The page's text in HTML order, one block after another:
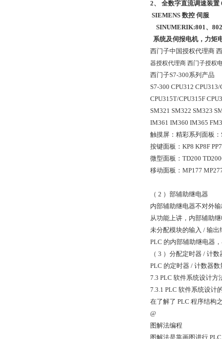
2、 全数字直流调速装置
SIEMENS 数控 伺服
SINUMERIK:801、
系统及伺报电机，力矩
西门子中国授权代理商
器授权代理商 西门子授权
西门子S7-300系列产品
S7-300 CPU312
CPU315T/CPU315F
SM321 SM322 SM323
IM361 IM360 IM365
触摸屏：精彩系列面板
按键面板：KP8 KP8F
微型面板：TD200
移动面板：MP177
（ 2 ）部辅助继电器
内部辅助继电器不对外
从功能上讲，内部辅助
未分配模块的输入 / 输
PLC 的内部辅助继电器
（ 3 ）分配定时器 / 计数
PLC 的定时器 / 计数器
7.3 PLC 软件系统设计方
7.3.1 PLC 软件系统设计
在了解了 PLC 程序结构
@
图解法编程
图解法是靠画图进行